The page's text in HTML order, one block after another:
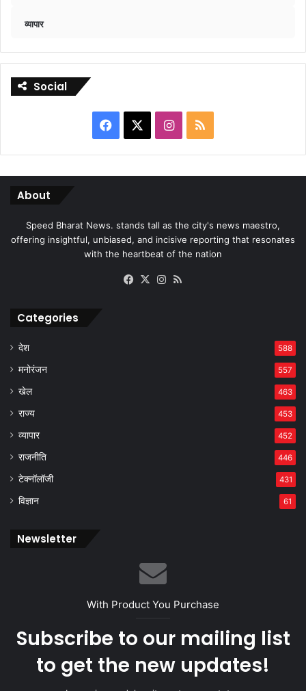
व्यापार
Social
Facebook Instagram
RSS
About
Speed Bharat News. stands tall as the city's news maestro,
offering insightful, unbiased, and incisive reporting that resonates
with the heartbeat of the nation
Facebook
X Instagram
Categories
देश 588
मनोरंजन 557
खेल 463
राज्य 453
व्यापार 452
राजनीति 446
टेक्नॉलॉजी 431
विज्ञान 61
Newsletter
With Product You Purchase
Subscribe to our mailing list
to get the new updates!